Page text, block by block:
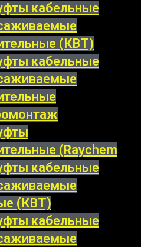
кабельные
(КВТ)
кабельные
(Raychem
кабельные
(КВТ)
кабельные